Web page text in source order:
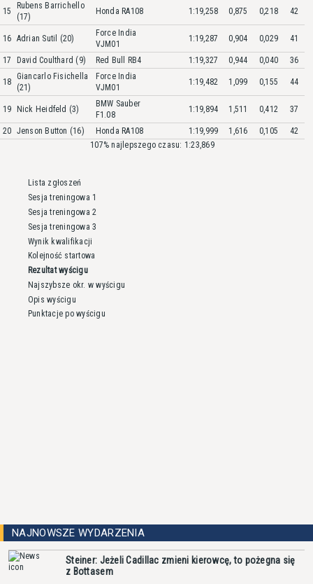
15
Rubens Barrichello
(17)
Honda RA108 1:19,258 0,875 0,218 42
16 Adrian Sutil (20)
Force India
VJM01
1:19,287 0,904 0,029 41
17 David Coulthard (9) Red Bull RB4 1:19,327 0,944 0,040 36
18
Giancarlo Fisichella
(21)
Force India
VJM01
1:19,482 1,099 0,155 44
19 Nick Heidfeld (3)
BMW Sauber
F1.08
1:19,894 1,511 0,412 37
20 Jenson Button (16) Honda RA108 1:19,999 1,616 0,105
42
107% najlepszego czasu: 1:23,869
Lista zgłoszeń
Sesja treningowa 1
Sesja treningowa 2
Sesja treningowa 3
Wynik kwalifikacji
Kolejność startowa
Rezultat wyścigu
Najszybsze okr. w wyścigu
Opis wyścigu
Punktacje po wyścigu
NAJNOWSZE WYDARZENIA
Steiner: Jeżeli Cadillac zmieni kierowcę, to pożegna się
z Bottasem